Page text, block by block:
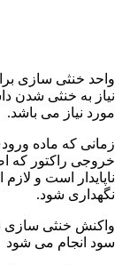
واحد خنثی سازی
نیاز به خنثی شدن
مورد نیاز می باشد.
زمانی که ماده
خروجی راکتور که
ناپایدار است و
نگهداری شود.
واکنش خنثی سازی
سود انجام می شود